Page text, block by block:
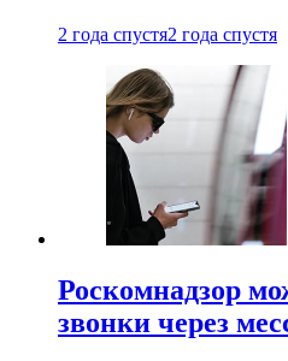
2 года спустя2 года спустя
Роскомнадзор
звонки через